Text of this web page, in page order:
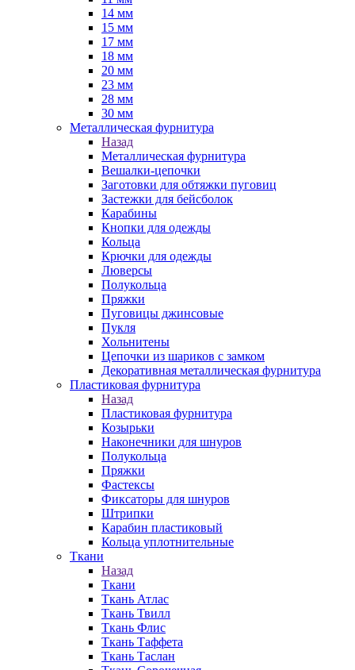
14 мм
15 мм
17 мм
18 мм
20 мм
23 мм
28 мм
30 мм
Металлическая фурнитура
Назад
Металлическая фурнитура
Вешалки-цепочки
Заготовки для обтяжки пуговиц
Застежки для бейсболок
Карабины
Кнопки для одежды
Кольца
Крючки для одежды
Люверсы
Полукольца
Пряжки
Пуговицы джинсовые
Пукля
Хольнитены
Цепочки из шариков с замком
Декоративная металлическая фурнитура
Пластиковая фурнитура
Назад
Пластиковая фурнитура
Козырьки
Наконечники для шнуров
Полукольца
Пряжки
Фастексы
Фиксаторы для шнуров
Штрипки
Карабин пластиковый
Кольца уплотнительные
Ткани
Назад
Ткани
Ткань Атлас
Ткань Твилл
Ткань Флис
Ткань Таффета
Ткань Таслан